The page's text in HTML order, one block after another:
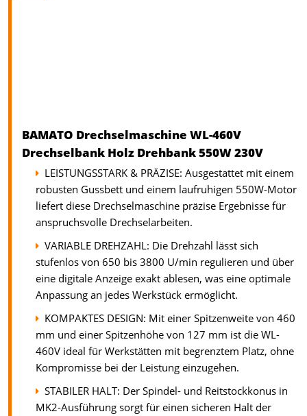
BAMATO Drechselmaschine WL-460V
Drechselbank Holz Drehbank 550W 230V
LEISTUNGSSTARK & PRÄZISE: Ausgestattet mit einem
robusten Gussbett und einem laufruhigen 550W-Motor
liefert diese Drechselmaschine präzise Ergebnisse für
anspruchsvolle Drechselarbeiten.
VARIABLE DREHZAHL: Die Drehzahl lässt sich
stufenlos von 650 bis 3800 U/min regulieren und über
eine digitale Anzeige exakt ablesen, was eine optimale
Anpassung an jedes Werkstück ermöglicht.
KOMPAKTES DESIGN: Mit einer Spitzenweite von 460
mm und einer Spitzenhöhe von 127 mm ist die WL-
460V ideal für Werkstätten mit begrenztem Platz, ohne
Kompromisse bei der Leistung einzugehen.
STABILER HALT: Der Spindel- und Reitstockkonus in
MK2-Ausführung sorgt für einen sicheren Halt der